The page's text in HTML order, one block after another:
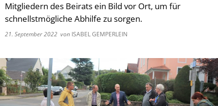
Mitgliedern des Beirats ein Bild vor Ort, um für
schnellstmögliche Abhilfe zu sorgen.
21. September 2022 von ISABEL GEMPERLEIN